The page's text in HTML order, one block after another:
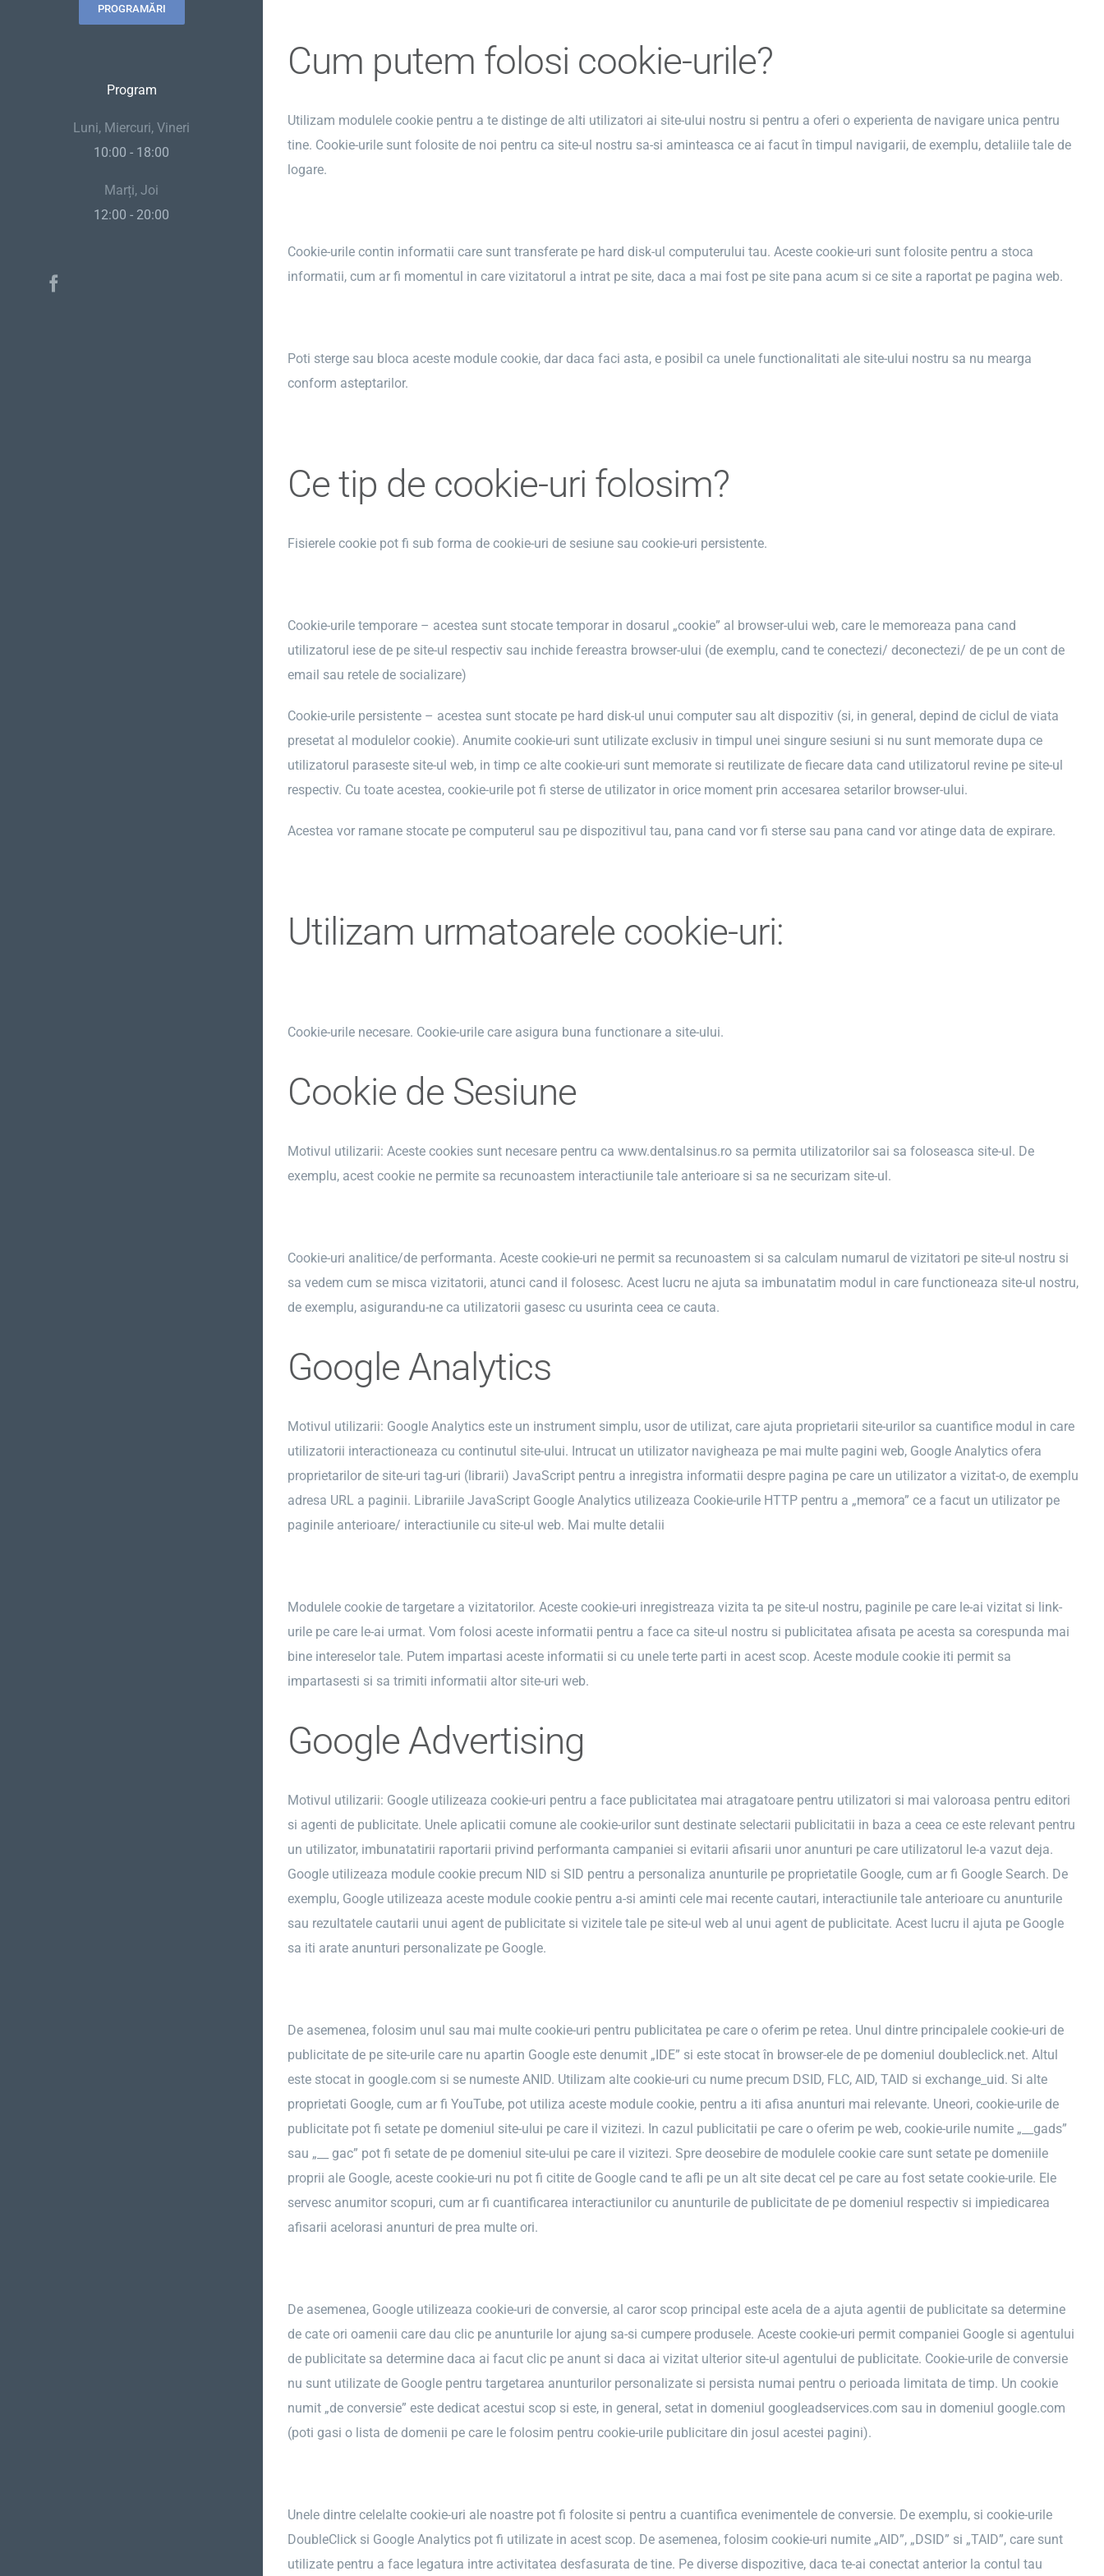
PROGRAMĂRI
Program
Luni, Miercuri, Vineri
10:00 - 18:00
Marți, Joi
12:00 - 20:00
Cum putem folosi cookie-urile?
Utilizam modulele cookie pentru a te distinge de alti utilizatori ai site-ului nostru si pentru a oferi o experienta de navigare unica pentru
tine. Cookie-urile sunt folosite de noi pentru ca site-ul nostru sa-si aminteasca ce ai facut în timpul navigarii, de exemplu, detaliile tale de
logare.
Cookie-urile contin informatii care sunt transferate pe hard disk-ul computerului tau. Aceste cookie-uri sunt folosite pentru a stoca
informatii, cum ar fi momentul in care vizitatorul a intrat pe site, daca a mai fost pe site pana acum si ce site a raportat pe pagina web.
Poti sterge sau bloca aceste module cookie, dar daca faci asta, e posibil ca unele functionalitati ale site-ului nostru sa nu mearga
conform asteptarilor.
Ce tip de cookie-uri folosim?
Fisierele cookie pot fi sub forma de cookie-uri de sesiune sau cookie-uri persistente.
Cookie-urile temporare – acestea sunt stocate temporar in dosarul „cookie” al browser-ului web, care le memoreaza pana cand
utilizatorul iese de pe site-ul respectiv sau inchide fereastra browser-ului (de exemplu, cand te conectezi/ deconectezi/ de pe un cont de
email sau retele de socializare)
Cookie-urile persistente – acestea sunt stocate pe hard disk-ul unui computer sau alt dispozitiv (si, in general, depind de ciclul de viata
presetat al modulelor cookie). Anumite cookie-uri sunt utilizate exclusiv in timpul unei singure sesiuni si nu sunt memorate dupa ce
utilizatorul paraseste site-ul web, in timp ce alte cookie-uri sunt memorate si reutilizate de fiecare data cand utilizatorul revine pe site-ul
respectiv. Cu toate acestea, cookie-urile pot fi sterse de utilizator in orice moment prin accesarea setarilor browser-ului.
Acestea vor ramane stocate pe computerul sau pe dispozitivul tau, pana cand vor fi sterse sau pana cand vor atinge data de expirare.
Utilizam urmatoarele cookie-uri:
Cookie-urile necesare. Cookie-urile care asigura buna functionare a site-ului.
Cookie de Sesiune
Motivul utilizarii: Aceste cookies sunt necesare pentru ca www.dentalsinus.ro sa permita utilizatorilor sai sa foloseasca site-ul. De
exemplu, acest cookie ne permite sa recunoastem interactiunile tale anterioare si sa ne securizam site-ul.
Cookie-uri analitice/de performanta. Aceste cookie-uri ne permit sa recunoastem si sa calculam numarul de vizitatori pe site-ul nostru si
sa vedem cum se misca vizitatorii, atunci cand il folosesc. Acest lucru ne ajuta sa imbunatatim modul in care functioneaza site-ul nostru,
de exemplu, asigurandu-ne ca utilizatorii gasesc cu usurinta ceea ce cauta.
Google Analytics
Motivul utilizarii: Google Analytics este un instrument simplu, usor de utilizat, care ajuta proprietarii site-urilor sa cuantifice modul in care
utilizatorii interactioneaza cu continutul site-ului. Intrucat un utilizator navigheaza pe mai multe pagini web, Google Analytics ofera
proprietarilor de site-uri tag-uri (librarii) JavaScript pentru a inregistra informatii despre pagina pe care un utilizator a vizitat-o, de exemplu
adresa URL a paginii. Librariile JavaScript Google Analytics utilizeaza Cookie-urile HTTP pentru a „memora” ce a facut un utilizator pe
paginile anterioare/ interactiunile cu site-ul web. Mai multe detalii
Modulele cookie de targetare a vizitatorilor. Aceste cookie-uri inregistreaza vizita ta pe site-ul nostru, paginile pe care le-ai vizitat si link-
urile pe care le-ai urmat. Vom folosi aceste informatii pentru a face ca site-ul nostru si publicitatea afisata pe acesta sa corespunda mai
bine intereselor tale. Putem impartasi aceste informatii si cu unele terte parti in acest scop. Aceste module cookie iti permit sa
impartasesti si sa trimiti informatii altor site-uri web.
Google Advertising
Motivul utilizarii: Google utilizeaza cookie-uri pentru a face publicitatea mai atragatoare pentru utilizatori si mai valoroasa pentru editori
si agenti de publicitate. Unele aplicatii comune ale cookie-urilor sunt destinate selectarii publicitatii in baza a ceea ce este relevant pentru
un utilizator, imbunatatirii raportarii privind performanta campaniei si evitarii afisarii unor anunturi pe care utilizatorul le-a vazut deja.
Google utilizeaza module cookie precum NID si SID pentru a personaliza anunturile pe proprietatile Google, cum ar fi Google Search. De
exemplu, Google utilizeaza aceste module cookie pentru a-si aminti cele mai recente cautari, interactiunile tale anterioare cu anunturile
sau rezultatele cautarii unui agent de publicitate si vizitele tale pe site-ul web al unui agent de publicitate. Acest lucru il ajuta pe Google
sa iti arate anunturi personalizate pe Google.
De asemenea, folosim unul sau mai multe cookie-uri pentru publicitatea pe care o oferim pe retea. Unul dintre principalele cookie-uri de
publicitate de pe site-urile care nu apartin Google este denumit „IDE” si este stocat în browser-ele de pe domeniul doubleclick.net. Altul
este stocat in google.com si se numeste ANID. Utilizam alte cookie-uri cu nume precum DSID, FLC, AID, TAID si exchange_uid. Si alte
proprietati Google, cum ar fi YouTube, pot utiliza aceste module cookie, pentru a iti afisa anunturi mai relevante. Uneori, cookie-urile de
publicitate pot fi setate pe domeniul site-ului pe care il vizitezi. In cazul publicitatii pe care o oferim pe web, cookie-urile numite „__gads”
sau „__ gac” pot fi setate de pe domeniul site-ului pe care il vizitezi. Spre deosebire de modulele cookie care sunt setate pe domeniile
proprii ale Google, aceste cookie-uri nu pot fi citite de Google cand te afli pe un alt site decat cel pe care au fost setate cookie-urile. Ele
servesc anumitor scopuri, cum ar fi cuantificarea interactiunilor cu anunturile de publicitate de pe domeniul respectiv si impiedicarea
afisarii acelorasi anunturi de prea multe ori.
De asemenea, Google utilizeaza cookie-uri de conversie, al caror scop principal este acela de a ajuta agentii de publicitate sa determine
de cate ori oamenii care dau clic pe anunturile lor ajung sa-si cumpere produsele. Aceste cookie-uri permit companiei Google si agentului
de publicitate sa determine daca ai facut clic pe anunt si daca ai vizitat ulterior site-ul agentului de publicitate. Cookie-urile de conversie
nu sunt utilizate de Google pentru targetarea anunturilor personalizate si persista numai pentru o perioada limitata de timp. Un cookie
numit „de conversie” este dedicat acestui scop si este, in general, setat in domeniul googleadservices.com sau in domeniul google.com
(poti gasi o lista de domenii pe care le folosim pentru cookie-urile publicitare din josul acestei pagini).
Unele dintre celelalte cookie-uri ale noastre pot fi folosite si pentru a cuantifica evenimentele de conversie. De exemplu, si cookie-urile
DoubleClick si Google Analytics pot fi utilizate in acest scop. De asemenea, folosim cookie-uri numite „AID”, „DSID” si „TAID”, care sunt
utilizate pentru a face legatura intre activitatea desfasurata de tine. Pe diverse dispozitive, daca te-ai conectat anterior la contul tau